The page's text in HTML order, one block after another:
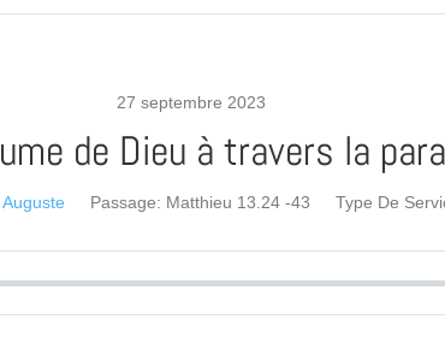
27 septembre 2023
de Dieu à travers la
Passage: Matthieu 13.24 -43 Type De